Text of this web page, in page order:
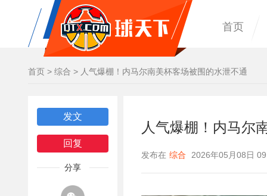
首页
首页 > 综合 > 人气爆棚！内马尔南美杯客场被围的水泄不通
发文
回复
分享
人气爆棚！内马尔
发布在 综合 2026年05月08日